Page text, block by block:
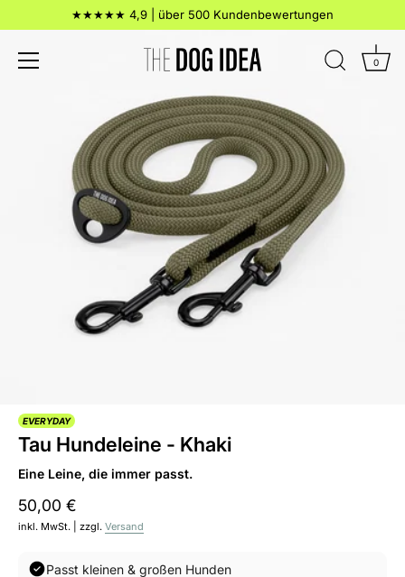
zum
★★★★★ 4,9 | über 500 Kundenbewertungen
0
EVERYDAY
Tau Hundeleine - Khaki
Eine Leine, die immer passt.
50,00 €
inkl. MwSt. | zzgl. Versand
Passt kleinen & großen Hunden